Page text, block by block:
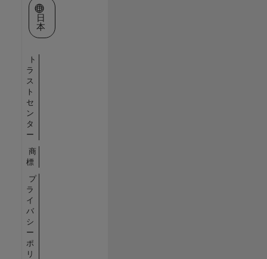
Web サイトの選択
日
本
ト
ラ
ス
ト
セ
ン
タ
ー
商
標
プ
ラ
イ
バ
シ
ー
ポ
リ